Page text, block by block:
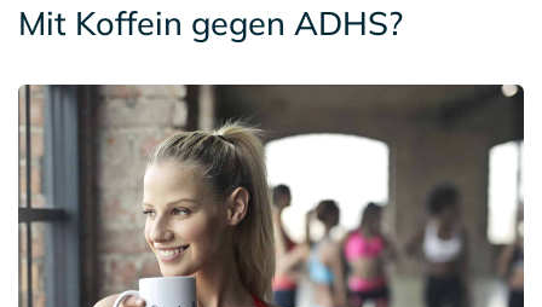
Mit Koffein gegen ADHS?